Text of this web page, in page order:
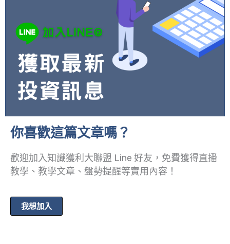
你喜歡這篇文章嗎？
歡迎加入知識獲利大聯盟 Line 好友，免費獲得直播
教學、教學文章、盤勢提醒等實用內容！
我想加入